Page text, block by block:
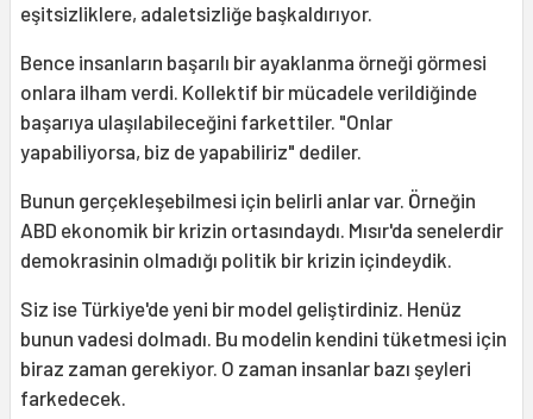
eşitsizliklere, adaletsizliğe başkaldırıyor.
Bence insanların başarılı bir ayaklanma örneği görmesi
onlara ilham verdi. Kollektif bir mücadele verildiğinde
başarıya ulaşılabileceğini farkettiler. "Onlar
yapabiliyorsa, biz de yapabiliriz" dediler.
Bunun gerçekleşebilmesi için belirli anlar var. Örneğin
ABD ekonomik bir krizin ortasındaydı. Mısır'da senelerdir
demokrasinin olmadığı politik bir krizin içindeydik.
Siz ise Türkiye'de yeni bir model geliştirdiniz. Henüz
bunun vadesi dolmadı. Bu modelin kendini tüketmesi için
biraz zaman gerekiyor. O zaman insanlar bazı şeyleri
farkedecek.